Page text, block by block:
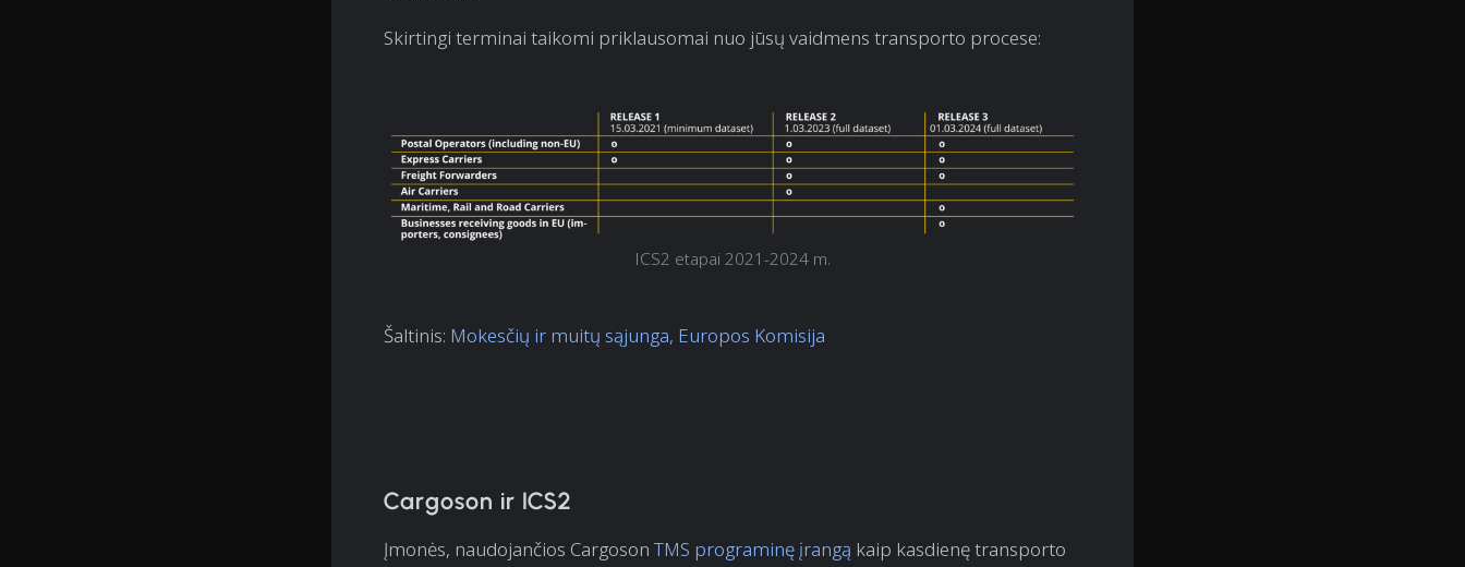
Skirtingi terminai taikomi priklausomai nuo jūsų vaidmens transporto procese:
ICS2 etapai 2021-2024 m.
Šaltinis: Mokesčių ir muitų sąjunga, Europos Komisija
Cargoson ir ICS2
Įmonės, naudojančios Cargoson TMS programinę įrangą kaip kasdienę transporto